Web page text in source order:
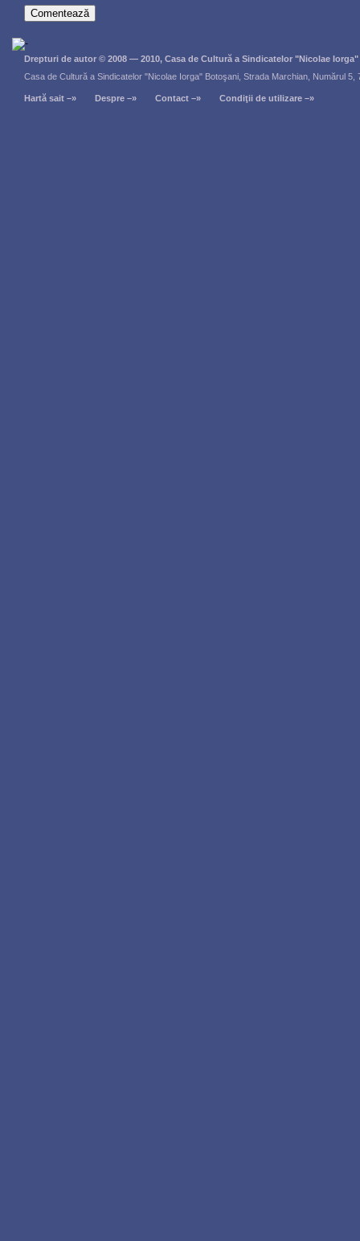
Drepturi de autor © 2008 — 2010, Casa de Cultură a Sindicatelor "Nicolae
Casa de Cultură a Sindicatelor "Nicolae Iorga" Botoşani, Strada Marchian, Numărul 5,
Hartă sait –» Despre –» Contact –» Condiţii de utilizare –»